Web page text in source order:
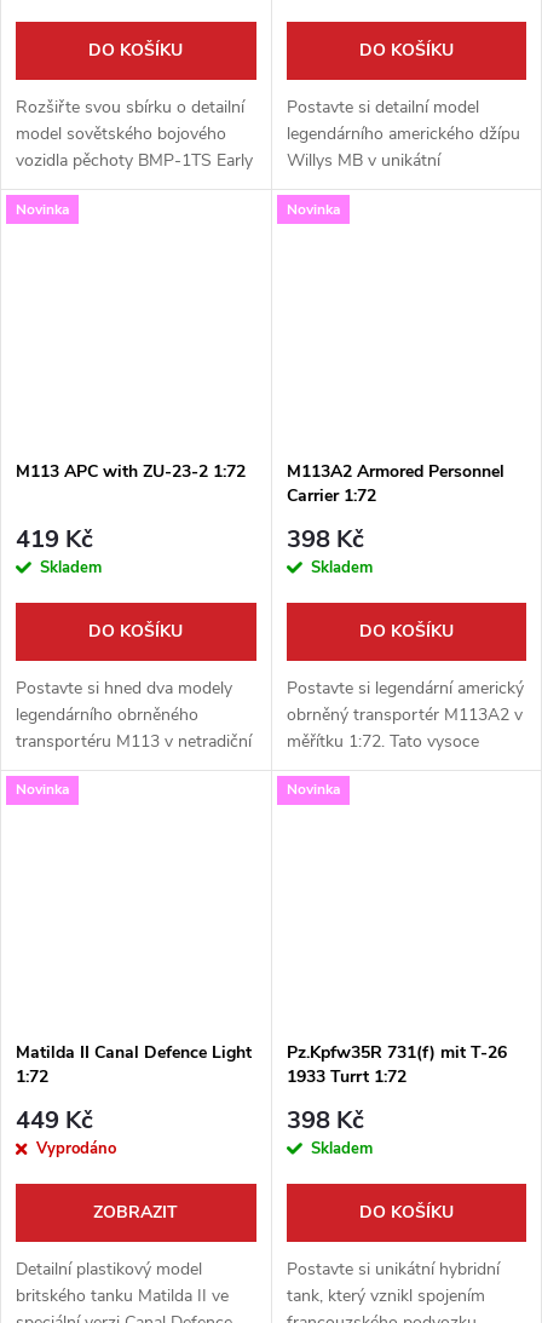
DO KOŠÍKU
Rozšiřte svou sbírku o detailní
model sovětského bojového
vozidla pěchoty BMP-1TS Early
od výrobce S-Model. Tato
precizní stavebnice v měřítku
DO KOŠÍKU
Postavte si detailní model
legendárního amerického džípu
Willys MB v unikátní
propagandistické verzi s
reproduktorem. Tato plastiková
Novinka
M113 APC with ZU-23-2 1:72
419 Kč
Skladem
DO KOŠÍKU
Postavte si hned dva modely
legendárního obrněného
transportéru M113 v netradiční
úpravě se sovětským
protiletadlovým kanónem ZU-
Novinka
M113A2 Armored Personnel
Carrier 1:72
398 Kč
Skladem
DO KOŠÍKU
Postavte si legendární americký
obrněný transportér M113A2 v
měřítku 1:72. Tato vysoce
detailní stavebnice od S-Model
obsahuje hned dva kompletní
Novinka
Matilda II Canal Defence Light
1:72
449 Kč
Vyprodáno
ZOBRAZIT
Detailní plastikový model
britského tanku Matilda II ve
Novinka
Pz.Kpfw35R 731(f) mit T-26
1933 Turrt 1:72
398 Kč
Skladem
DO KOŠÍKU
Postavte si unikátní hybridní
tank, který vznikl spojením